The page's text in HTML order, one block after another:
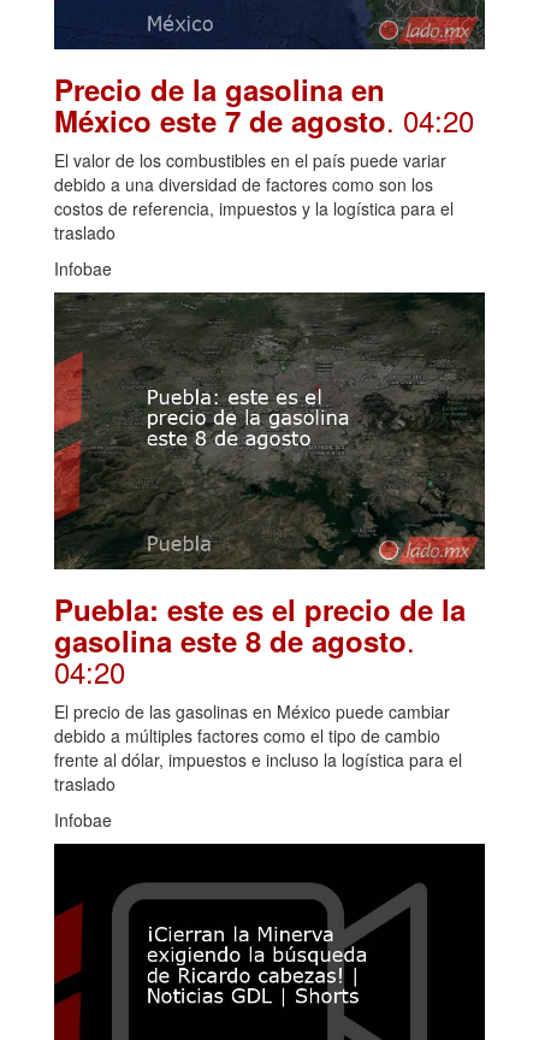
Precio de la gasolina en
México este 7 de agosto. 04:20
El valor de los combustibles en el país puede variar
debido a una diversidad de factores como son los
costos de referencia, impuestos y la logística para el
traslado
Infobae
Puebla: este es el precio de la
gasolina este 8 de agosto.
04:20
El precio de las gasolinas en México puede cambiar
debido a múltiples factores como el tipo de cambio
frente al dólar, impuestos e incluso la logística para el
traslado
Infobae